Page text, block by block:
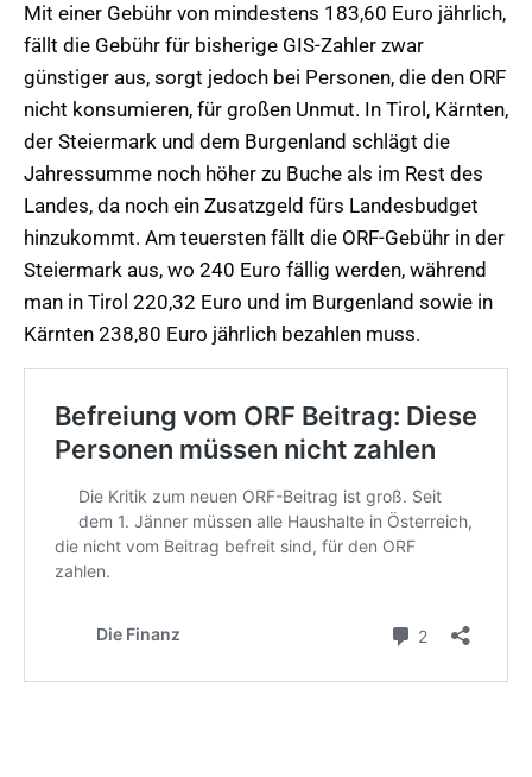
Mit einer Gebühr von mindestens 183,60 Euro jährlich,
fällt die Gebühr für bisherige GIS-Zahler zwar
günstiger aus, sorgt jedoch bei Personen, die den ORF
nicht konsumieren, für großen Unmut. In Tirol, Kärnten,
der Steiermark und dem Burgenland schlägt die
Jahressumme noch höher zu Buche als im Rest des
Landes, da noch ein Zusatzgeld fürs Landesbudget
hinzukommt. Am teuersten fällt die ORF-Gebühr in der
Steiermark aus, wo 240 Euro fällig werden, während
man in Tirol 220,32 Euro und im Burgenland sowie in
Kärnten 238,80 Euro jährlich bezahlen muss.